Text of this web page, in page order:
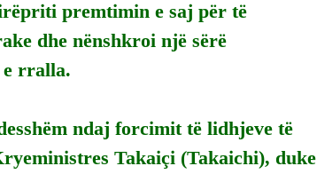
premtimin e saj për të
dhe nënshkroi një sërë
e rralla.
ndaj forcimit të lidhjeve të
Takaiçi (Takaichi), duke